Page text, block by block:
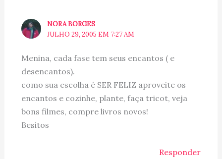
NORA BORGES
JULHO 29, 2005 EM 7:27 AM
Menina, cada fase tem seus encantos ( e
desencantos).
como sua escolha é SER FELIZ aproveite os
encantos e cozinhe, plante, faça tricot, veja
bons filmes, compre livros novos!
Besitos
Responder